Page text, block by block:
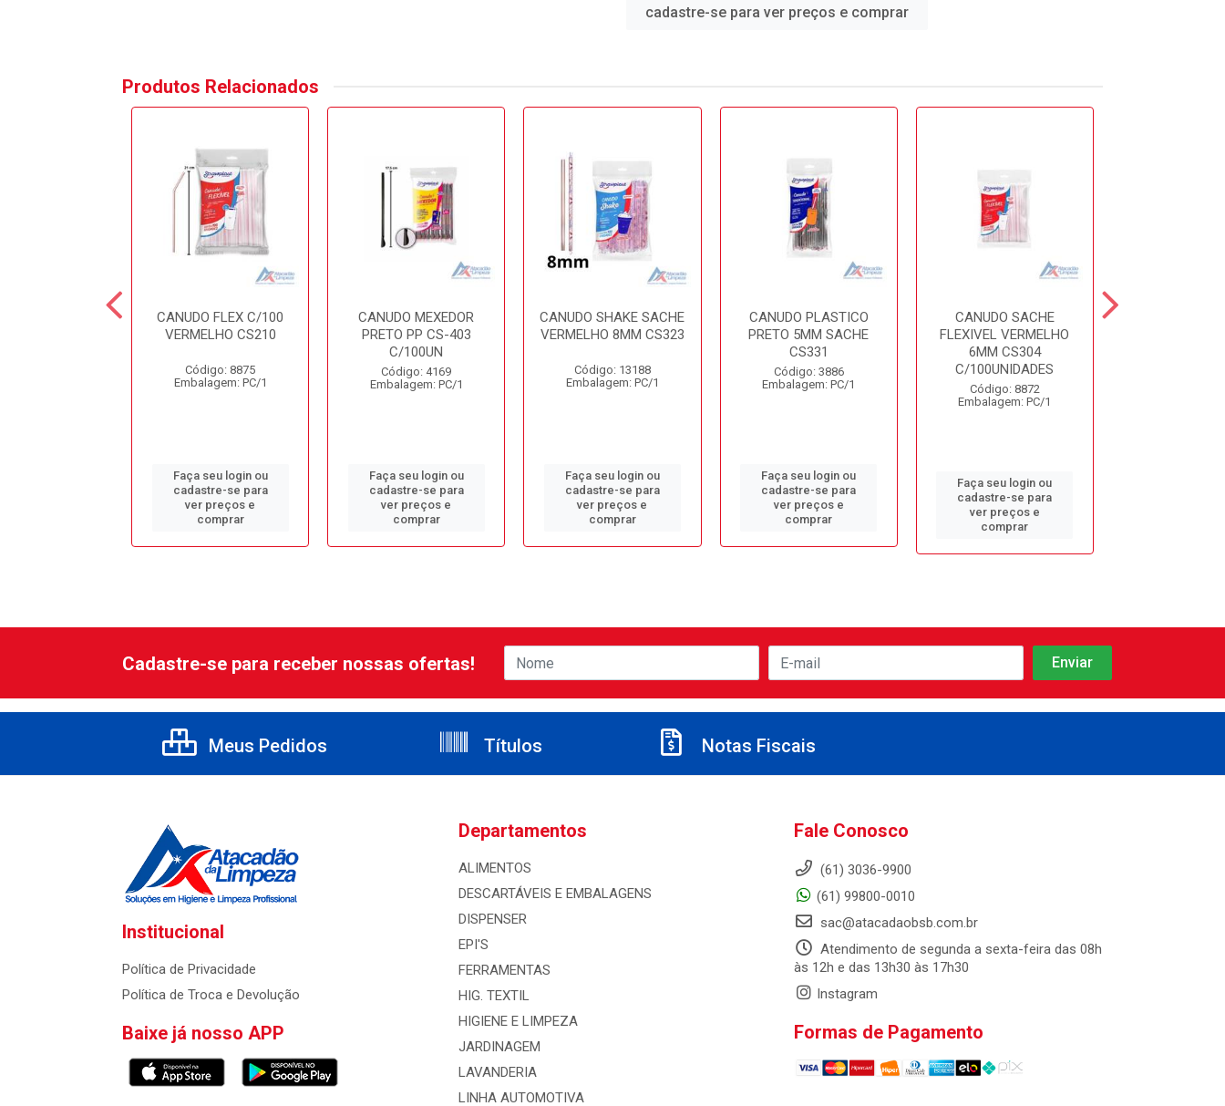
cadastre-se para ver preços e comprar
Produtos Relacionados
CANUDO FLEX C/100
VERMELHO CS210
Código: 8875
Embalagem: PC/1
Faça seu login ou
cadastre-se para
ver preços e
comprar
CANUDO MEXEDOR
PRETO PP CS-403
C/100UN
Código: 4169
Embalagem: PC/1
Faça seu login ou
cadastre-se para
ver preços e
comprar
CANUDO SHAKE SACHE
VERMELHO 8MM CS323
Código: 13188
Embalagem: PC/1
Faça seu login ou
cadastre-se para
ver preços e
comprar
CANUDO PLASTICO
PRETO 5MM SACHE
CS331
Código: 3886
Embalagem: PC/1
Faça seu login ou
cadastre-se para
ver preços e
comprar
CANUDO SACHE
FLEXIVEL VERMELHO
6MM CS304
C/100UNIDADES
Código: 8872
Embalagem: PC/1
Faça seu login ou
cadastre-se para
ver preços e
comprar
Cadastre-se para receber nossas ofertas!
Meus Pedidos Títulos Notas Fiscais
Institucional
Política de Privacidade
Política de Troca e Devolução
Baixe já nosso APP
Departamentos
ALIMENTOS
DESCARTÁVEIS E EMBALAGENS
DISPENSER
EPI'S
FERRAMENTAS
HIG. TEXTIL
HIGIENE E LIMPEZA
JARDINAGEM
LAVANDERIA
LINHA AUTOMOTIVA
Fale Conosco
(61) 3036-9900
(61) 99800-0010
sac@atacadaobsb.com.br
Atendimento de segunda a sexta-feira das 08h
às 12h e das 13h30 às 17h30
Instagram
Formas de Pagamento